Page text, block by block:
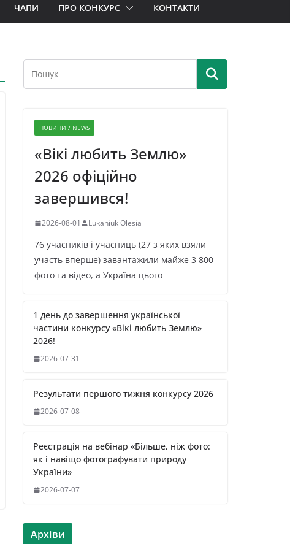
ЧАПИ ПРО КОНКУРС КОНТАКТИ
НОВИНИ / NEWS
«Вікі любить Землю»
2026 офіційно
завершився!
2026-08-01 Lukaniuk Olesia
76 учасників і учасниць (27 з яких взяли
участь вперше) завантажили майже 3 800
фото та відео, а Україна цього
1 день до завершення української
частини конкурсу «Вікі любить Землю»
2026!
2026-07-31
Результати першого тижня конкурсу 2026
2026-07-08
Реєстрація на вебінар «Більше, ніж фото:
як і навіщо фотографувати природу
України»
2026-07-07
Архіви